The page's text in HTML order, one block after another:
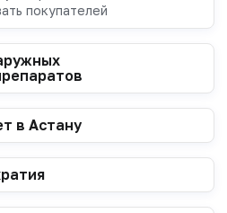
покупателей
в Астану